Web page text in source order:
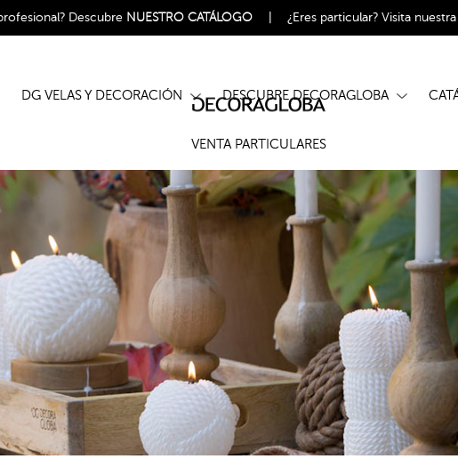
Descubre NUESTRO CATÁLOGO ¿Eres particular?Visita
DG VELAS Y DECORACIÓN DESCUBRE DECORAGLOBA
VENTA PARTICULARES